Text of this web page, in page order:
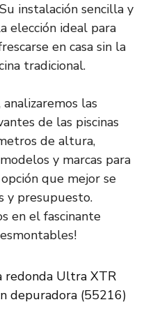
instalación sencilla y
elección ideal para
en casa sin la
tradicional.
las
de las piscinas
de altura,
y marcas para
que mejor se
y presupuesto.
en el fascinante
redonda Ultra XTR
depuradora (55216)